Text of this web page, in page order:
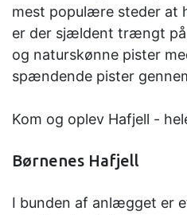
mest populære steder at
er der sjældent trængt på
og naturskønne pister
spændende pister
Kom og oplev Hafjell -
Børnenes Hafjell
I bunden af anlægget er